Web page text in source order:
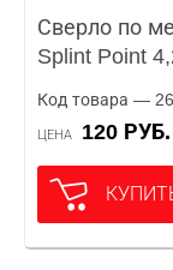
Сверло по
Splint Point
Код товара —
ЦЕНА 120 РУБ.